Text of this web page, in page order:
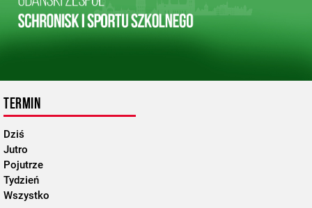
TERMIN
Dziś
Jutro
Pojutrze
Tydzień
Wszystko